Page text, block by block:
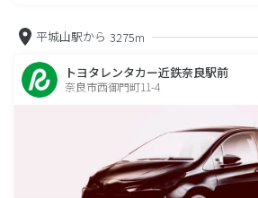
平城山駅から 3275m
トヨタレンタカー近鉄奈良駅前
奈良市西御門町11-4